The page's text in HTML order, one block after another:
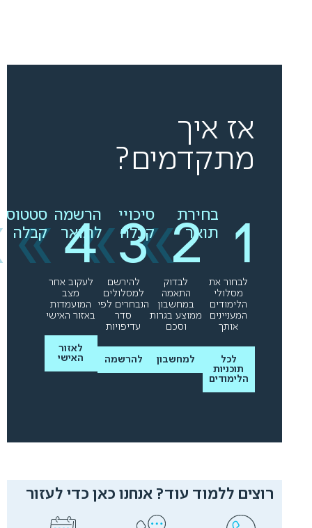
אז איך
מתקדמים?
בחירת
תואר »
לבחור את
הלימודים
המעניינים
הלימודים
סיכויי
קבלה»
לבדוק
התאמה
במחשבון
ממוצע בגרות
למחשבון
הרשמה
לתואר »
להירשם
למסלולים
הנבחרים לפי
סדר
עדיפויות
להרשמה
סטטוס
קבלה
לעקוב אחר
מצב
המועמדות
באזור האישי
לאזור
האישי
רוצים ללמוד עוד? אנחנו כאן כדי לעזור